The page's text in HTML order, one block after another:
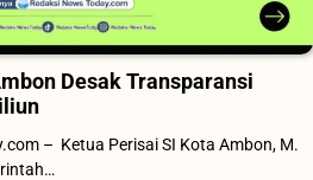
Desak Transparansi
– Ketua Perisai SI Kota Ambon, M.